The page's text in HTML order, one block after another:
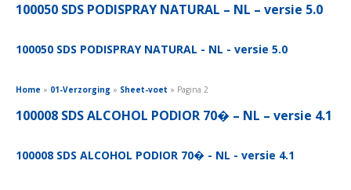
100050 SDS PODISPRAY NATURAL – NL – versie 5.0
100050 SDS PODISPRAY NATURAL - NL - versie 5.0
Home » 01-Verzorging » Sheet-voet » Pagina 2
100008 SDS ALCOHOL PODIOR 70� – NL – versie 4.1
100008 SDS ALCOHOL PODIOR 70� - NL - versie 4.1